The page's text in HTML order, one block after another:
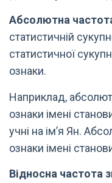
Абсолютна
статистичній
статистичної
ознаки.
Наприклад,
ознаки імені
учні на ім’я Ян.
ознаки імені
Відносна частота